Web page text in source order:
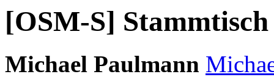
[OSM-S]
Michael Paulmann